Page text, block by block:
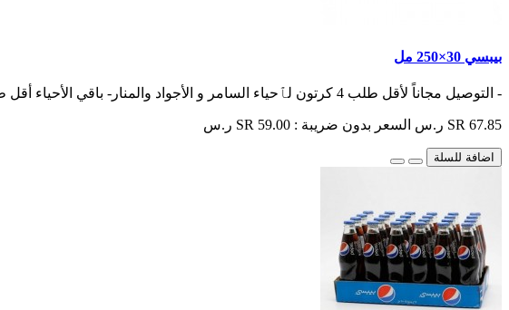
بيبسي 30×250 مل
- التوصيل مجاناً لأقل طلب 4 كرتون لٱحياء السامر و الأجواد والمنار- باقي الأحياء أقل طلب 6 كرتون- الت..
SR 67.85 ر.س السعر بدون ضريبة : SR 59.00 ر.س
اضافة للسلة